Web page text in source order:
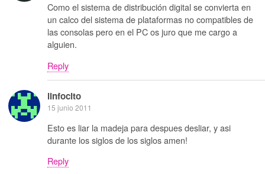
Como el sistema de distribución digital se convierta en
un calco del sistema de plataformas no compatibles de
las consolas pero en el PC os juro que me cargo a
alguien.
Reply
linfocito
15 junio 2011
Esto es liar la madeja para despues desliar, y asi
durante los siglos de los siglos amen!
Reply